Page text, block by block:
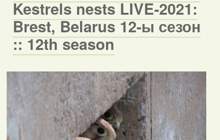
Kestrels nests LIVE-2021:
Brest, Belarus 12-ы сезон
:: 12th season